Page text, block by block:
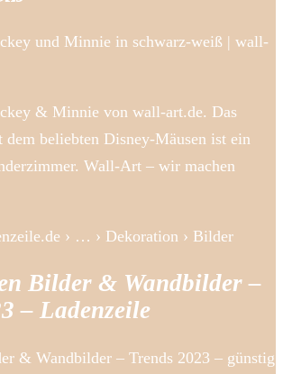
und Minnie in schwarz-weiß | wall-
& Minnie von wall-art.de. Das
beliebten Disney-Mäusen ist ein
Wall-Art – wir machen
› … › Dekoration › Bilder
Bilder & Wandbilder –
– Ladenzeile
& Wandbilder – Trends 2023 – günstig